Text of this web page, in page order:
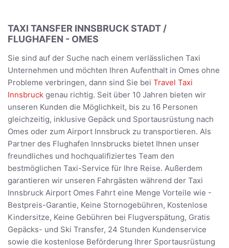
TAXI TANSFER INNSBRUCK STADT /
FLUGHAFEN - OMES
Sie sind auf der Suche nach einem verlässlichen Taxi
Unternehmen und möchten Ihren Aufenthalt in Omes ohne
Probleme verbringen, dann sind Sie bei Travel Taxi
Innsbruck genau richtig. Seit über 10 Jahren bieten wir
unseren Kunden die Möglichkeit, bis zu 16 Personen
gleichzeitig, inklusive Gepäck und Sportausrüstung nach
Omes oder zum Airport Innsbruck zu transportieren. Als
Partner des Flughafen Innsbrucks bietet Ihnen unser
freundliches und hochqualifiziertes Team den
bestmöglichen Taxi-Service für Ihre Reise. Außerdem
garantieren wir unseren Fahrgästen während der Taxi
Innsbruck Airport Omes Fahrt eine Menge Vorteile wie -
Bestpreis-Garantie, Keine Stornogebühren, Kostenlose
Kindersitze, Keine Gebühren bei Flugverspätung, Gratis
Gepäcks- und Ski Transfer, 24 Stunden Kundenservice
sowie die kostenlose Beförderung Ihrer Sportausrüstung